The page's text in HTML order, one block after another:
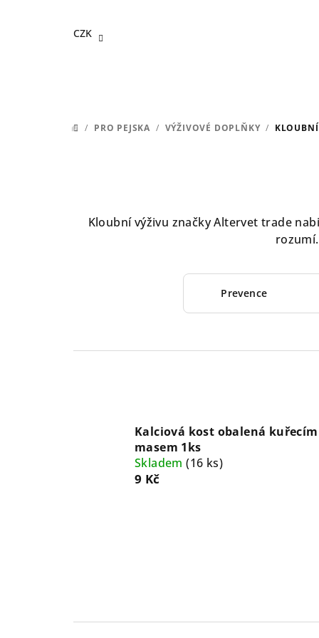
CZK
DOMŮ
/ PRO PEJSKA / VÝŽIVOVÉ DOPLŇKY /
Kloubní výživu značky Altervet trade
Prevence
Kalciová kost obalená kuřecím
masem 1ks
Skladem(16 ks)
9 Kč